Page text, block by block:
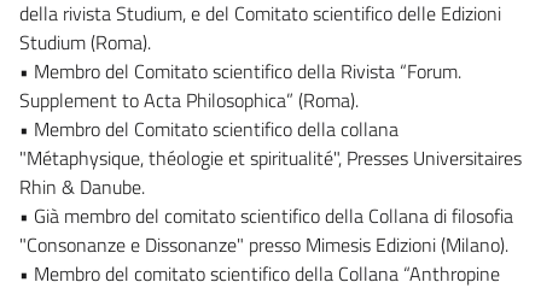
della rivista Studium, e del Comitato scientifico delle Edizioni
Studium (Roma).
• Membro del Comitato scientifico della Rivista “Forum.
Supplement to Acta Philosophica” (Roma).
• Membro del Comitato scientifico della collana
"Métaphysique, théologie et spiritualité", Presses Universitaires
Rhin & Danube.
• Già membro del comitato scientifico della Collana di filosofia
"Consonanze e Dissonanze" presso Mimesis Edizioni (Milano).
• Membro del comitato scientifico della Collana “Anthropine